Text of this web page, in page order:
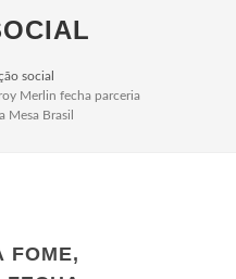
social
Merlin fecha parceria
Mesa Brasil
FOME,